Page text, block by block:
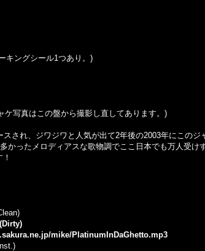
キングシール1つあり。)
ケ写真はこの盤から撮影し直してあります。 )
スされ、ジワジワと人気が出て2年後の2003年にこの
かったメロディアスな歌物調でここ日本でも万人受け
mike/PlatinumInDaGhetto.mp3